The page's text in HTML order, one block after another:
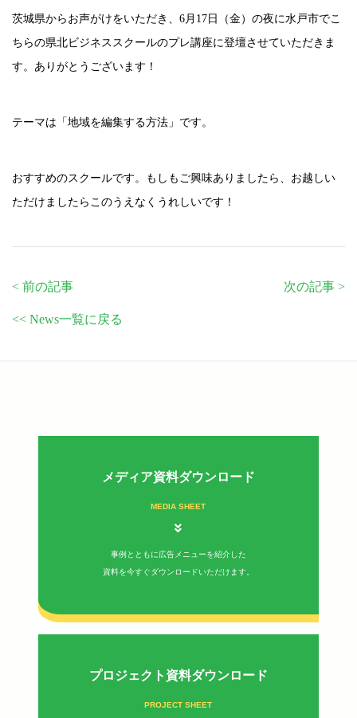
茨城県からお声がけをいただき、6月17日（金）の夜に水戸市でこ
ちらの県北ビジネススクールのプレ講座に登壇させていただきま
す。ありがとうございます！
テーマは「地域を編集する方法」です。
おすすめのスクールです。もしもご興味ありましたら、お越しい
ただけましたらこのうえなくうれしいです！
< 前の記事 次の記事 >
<< News一覧に戻る
メディア資料ダウンロード
MEDIA SHEET
事例とともに広告メニューを紹介した
資料を今すぐダウンロードいただけます。
プロジェクト資料ダウンロード
PROJECT SHEET